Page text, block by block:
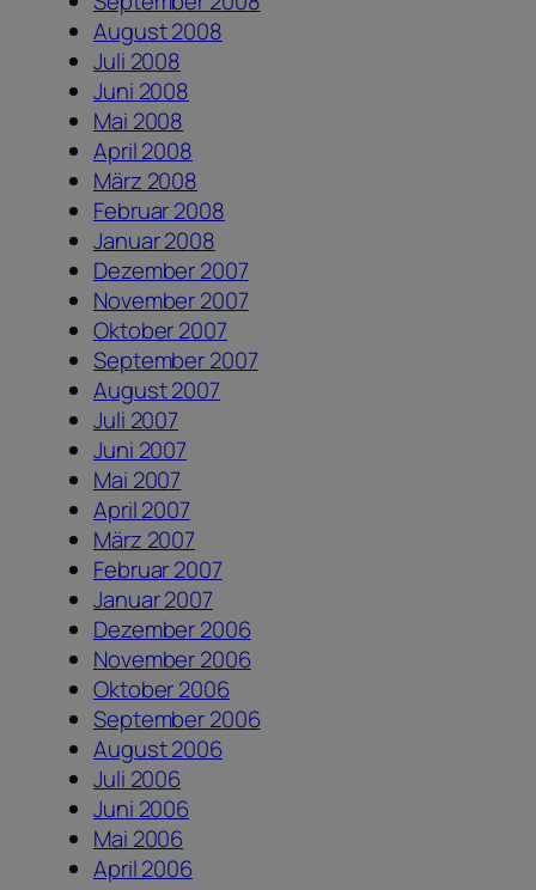
August 2008
Juli 2008
Juni 2008
Mai 2008
April 2008
März 2008
Februar 2008
Januar 2008
Dezember 2007
November 2007
Oktober 2007
September 2007
August 2007
Juli 2007
Juni 2007
Mai 2007
April 2007
März 2007
Februar 2007
Januar 2007
Dezember 2006
November 2006
Oktober 2006
September 2006
August 2006
Juli 2006
Juni 2006
Mai 2006
April 2006